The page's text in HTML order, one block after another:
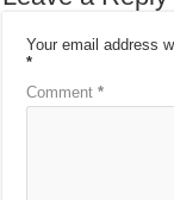
Your email address
*
Comment*